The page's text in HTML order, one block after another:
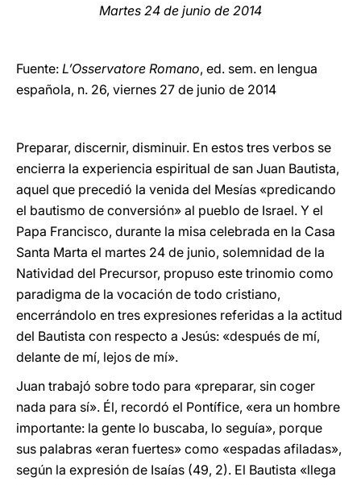
Martes 24 de junio de 2014
Fuente: L’Osservatore Romano, ed. sem. en lengua
española, n. 26, viernes 27 de junio de 2014
Preparar, discernir, disminuir. En estos tres verbos se
encierra la experiencia espiritual de san Juan Bautista,
aquel que precedió la venida del Mesías «predicando
el bautismo de conversión» al pueblo de Israel. Y el
Papa Francisco, durante la misa celebrada en la Casa
Santa Marta el martes 24 de junio, solemnidad de la
Natividad del Precursor, propuso este trinomio como
paradigma de la vocación de todo cristiano,
encerrándolo en tres expresiones referidas a la actitud
del Bautista con respecto a Jesús: «después de mí,
delante de mí, lejos de mí».
Juan trabajó sobre todo para «preparar, sin coger
nada para sí». Él, recordó el Pontífice, «era un hombre
importante: la gente lo buscaba, lo seguía», porque
sus palabras «eran fuertes» como «espadas afiladas»,
según la expresión de Isaías (49, 2). El Bautista «llega